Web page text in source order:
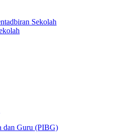
Sekolah
dan Guru (PIBG)